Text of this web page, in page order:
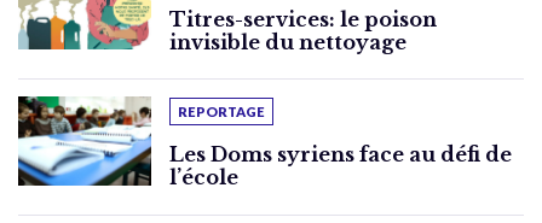
Titres-services: le poison
invisible du nettoyage
REPORTAGE
Les Doms syriens face au défi de
l’école